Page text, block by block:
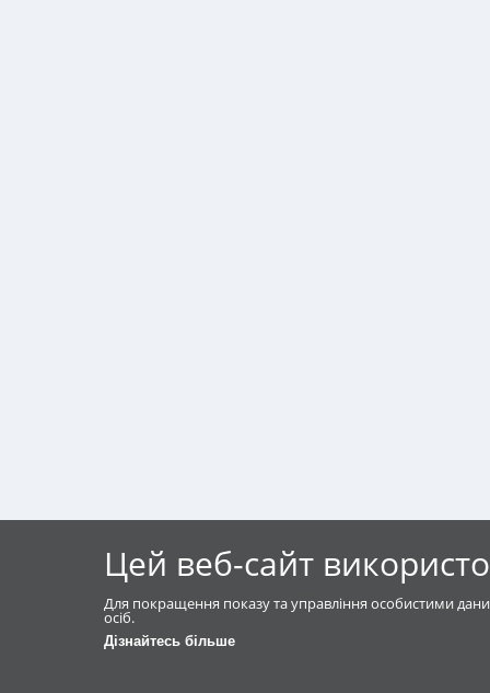
Цей веб-сайт
Для покращення показу та управління особистими
осіб.
Дізнайтесь більше